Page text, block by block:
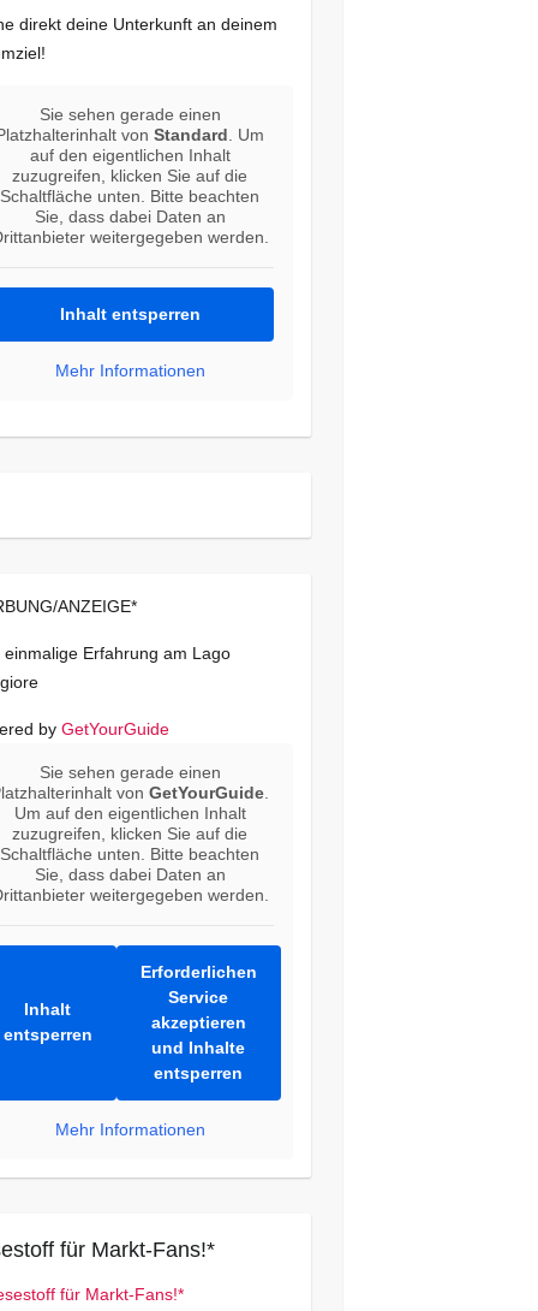
direkt deine Unterkunft an deinem
Sie sehen gerade einen
vonStandard . Um
auf den eigentlichen Inhalt
zuzugreifen, klicken Sie auf die
Schaltfläche unten. Bitte beachten
Sie, dass dabei Daten an
weitergegeben werden.
Inhalt entsperren
Mehr Informationen
ANZEIGE*
einmalige Erfahrung am Lago
by GetYourGuide
Sie sehen gerade einen
vonGetYourGuide
Um auf den eigentlichen Inhalt
zuzugreifen, klicken Sie auf die
Schaltfläche unten. Bitte beachten
Sie, dass dabei Daten an
weitergegeben werden.
Inhalt
entsperren
Erforderlichen
Service
akzeptieren
und Inhalte
entsperren
Mehr Informationen
für Markt-Fans!*